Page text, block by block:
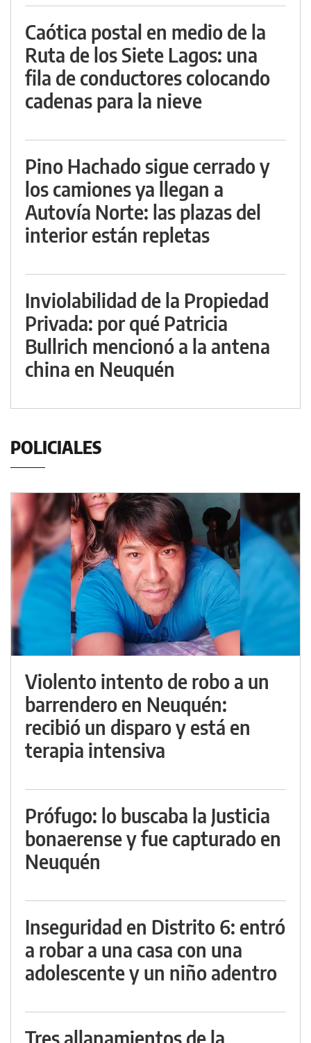
Caótica postal en medio de la
Ruta de los Siete Lagos: una
fila de conductores colocando
cadenas para la nieve
Pino Hachado sigue cerrado y
los camiones ya llegan a
Autovía Norte: las plazas del
interior están repletas
Inviolabilidad de la Propiedad
Privada: por qué Patricia
Bullrich mencionó a la antena
china en Neuquén
POLICIALES
Violento intento de robo a un
barrendero en Neuquén:
recibió un disparo y está en
terapia intensiva
Prófugo: lo buscaba la Justicia
bonaerense y fue capturado en
Neuquén
Inseguridad en Distrito 6: entró
a robar a una casa con una
adolescente y un niño adentro
Tres allanamientos de la